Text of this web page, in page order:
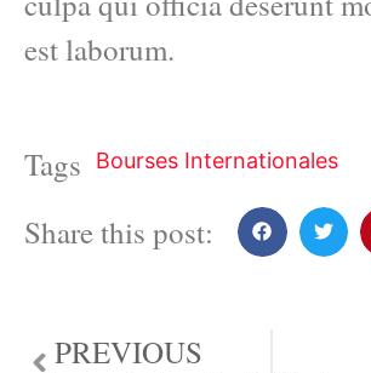
est laborum.
Tags Bourses Internationales
Share this post:
PREVIOUS